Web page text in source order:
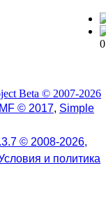
0
Beta © 2007-2026
© 2017, Simple
© 2008-2026,
и политика